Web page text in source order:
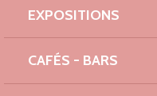
EXPOSITIONS
CAFÉS - BARS